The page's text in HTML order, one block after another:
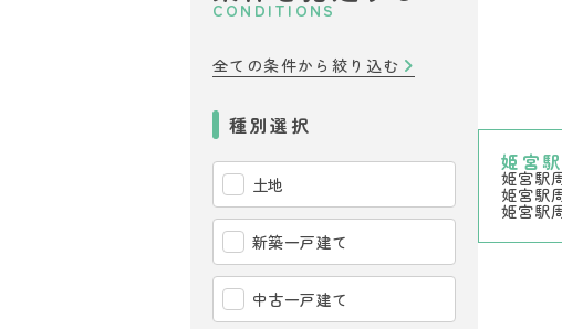
姫宮
姫宮駅
姫宮駅
姫宮駅
CONDITIONS
全ての条件から絞り込む
種別選択
土地
新築一戸建て
中古一戸建て